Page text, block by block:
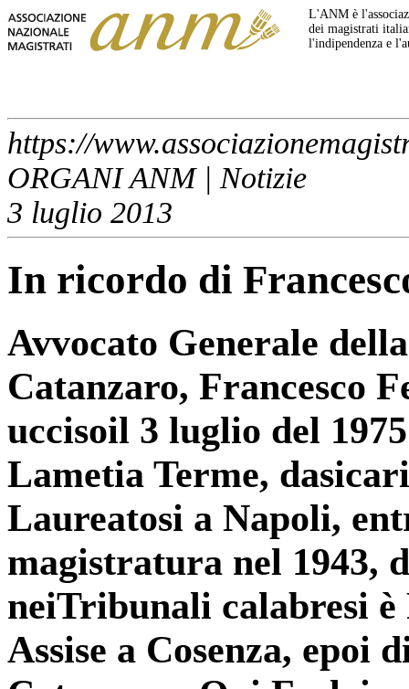
L'ANM è
dei magistrati
l'indipendenza e
https://
ORGANI ANM | Notizie
3 luglio 2013
In ricordo di
Avvocato Generale
Catanzaro, Francesco
uccisoil 3 luglio del
Lametia Terme,
Laureatosi a Napoli,
magistratura nel 1943,
neiTribunali calabresi
Assise a Cosenza, epoi